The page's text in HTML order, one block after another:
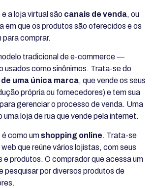
a loja virtual são canais de venda, ou
em que os produtos são oferecidos e os
comprar.
tradicional de e-commerce —
usados como sinônimos. Trata-se do
uma única marca, que vende os seus
própria ou fornecedores) e tem sua
gerenciar o processo de venda. Uma
uma loja de rua que vende pela internet.
como umshopping online. Trata-se
que reúne vários lojistas, com seus
e produtos. O comprador que acessa um
pesquisar por diversos produtos de